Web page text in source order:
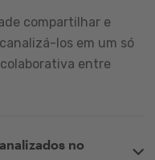
compartilhar e
los em um só
entre
no